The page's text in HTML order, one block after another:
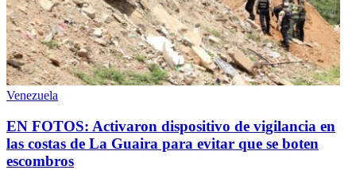
Venezuela
EN FOTOS: Activaron dispositivo de vigilancia en
las costas de La Guaira para evitar que se boten
escombros